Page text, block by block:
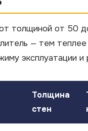
толщиной от 50
— тем теплее
эксплуатации и
Толщина
стен